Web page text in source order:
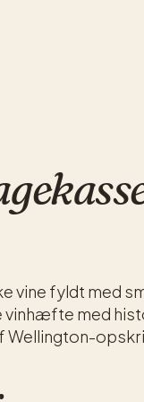
vine fyldt med
vinhæfte med